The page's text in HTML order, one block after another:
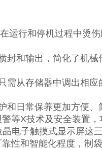
运行和停机过程中烫
和输出，简化了机械
从存储器中调出相应
日常保养更加方便、
等X技术及安全装置，
子触摸式显示屏这
性和智能化程度，制